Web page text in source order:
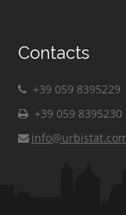
Contacts
+39 059 8395229
+39 059 8395230